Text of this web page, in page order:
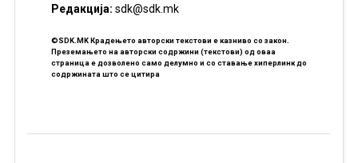
Редакцијa: sdk@sdk.mk
©SDK.MK Крадењето авторски текстови е казниво со закон.
Преземањето на авторски содржини (текстови) од оваа
страница е дозволено само делумно и со ставање хиперлинк до
содржината што се цитира